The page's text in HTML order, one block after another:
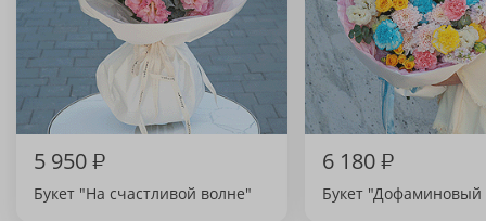
5 950₽
Букет "На счастливой волне"
6 180₽
Букет "Дофаминовый